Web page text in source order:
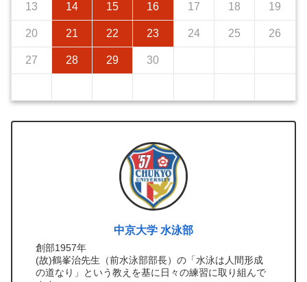
13 14 15 16 17 18 19
20 21 22 23 24 25 26
27 28 29 30
中京大学 水泳部
創部1957年
(故)鶴峯治先生（前水泳部部長）の「水泳は人間形成
の道なり」という教えを基に日々の練習に取り組んで